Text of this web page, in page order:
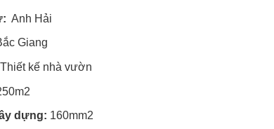
Anh Hải
Giang
Thiết kế nhà vườn
dựng: 160mm2